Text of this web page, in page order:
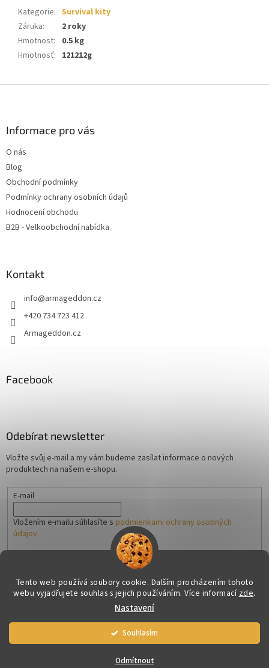
Tento web používá soubory cookie. Dalším procházením tohoto
webu vyjadřujete souhlas s jejich používáním. Více informací zde.
Nastavení
Odmítnout
Souhlasím
Kategorie: Survival kity
Záruka:
2 roky
Hmotnost:
0.5 kg
Hmotnosť: 121212g
Informace pro vás
O nás
Blog
Obchodní podmínky
Podmínky ochrany osobních údajů
Hodnocení obchodu
B2B - Velkoobchodní nabídka
Kontakt
info@armageddon.cz
+420 734 723 412
Armageddon.cz
Facebook
Odebírat newsletter
Vložte svůj e-mail a my vám budeme zasílat informace o nových
produktech na našem e-shopu.
E-mail
Vložením e-mailu súhlasíte s podmienkami ochrany osobných
údajov
Vytvořil Shoptet